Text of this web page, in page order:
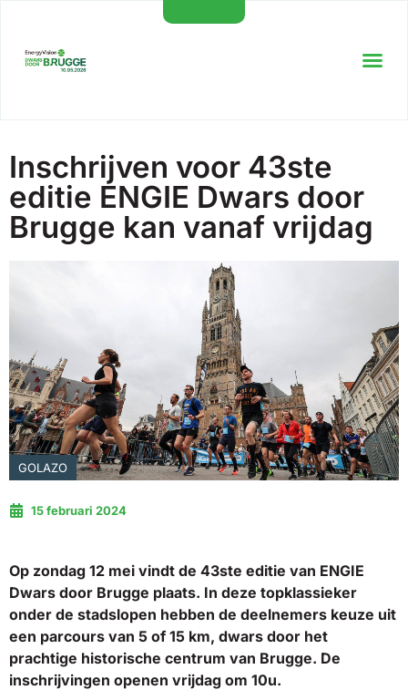
Inschrijven voor 43ste
editie ENGIE Dwars door
Brugge kan vanaf vrijdag
GOLAZO
15 februari 2024
Op zondag 12 mei vindt de 43ste editie van ENGIE
Dwars door Brugge plaats. In deze topklassieker
onder de stadslopen hebben de deelnemers keuze uit
een parcours van 5 of 15 km, dwars door het
prachtige historische centrum van Brugge. De
inschrijvingen openen vrijdag om 10u.